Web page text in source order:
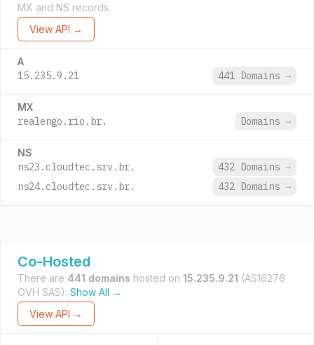
MX and NS records.
View API →
A
15.235.9.21 441 Domains →
MX
realengo.rio.br. Domains →
NS
ns23.cloudtec.srv.br. 432 Domains →
ns24.cloudtec.srv.br.
432 Domains →
Co-Hosted
There are 441 domains hosted on 15.235.9.21 (AS16276
OVH SAS). Show All →
View API →